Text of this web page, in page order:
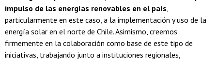
impulso de las energías renovables en el país,
particularmente en este caso, a la implementación y uso de la
energía solar en el norte de Chile. Asimismo, creemos
firmemente en la colaboración como base de este tipo de
iniciativas, trabajando junto a instituciones regionales,